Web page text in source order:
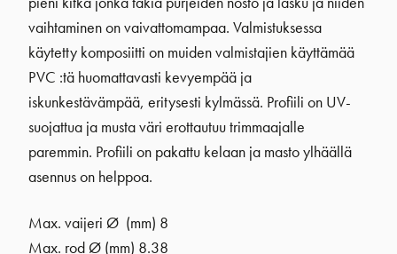
vaihtaminen on vaivattomampaa. Valmistuksessa
käytetty komposiitti on muiden valmistajien käyttämää
PVC :tä huomattavasti kevyempää ja
iskunkestävämpää, eritysesti kylmässä. Profiili on UV-
suojattua ja musta väri erottautuu trimmaajalle
paremmin. Profiili on pakattu kelaan ja masto ylhäällä
asennus on helppoa.
Max. vaijeri Ø (mm) 8
Max. rod Ø (mm) 8.38